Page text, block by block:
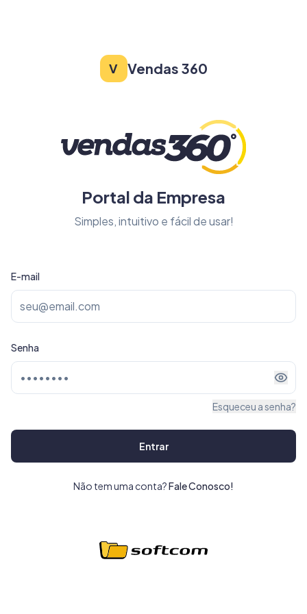
V Vendas 360
Portal da Empresa
Simples, intuitivo e fácil de usar!
E-mail
Senha
Esqueceu a senha?
Entrar
Não tem uma conta?Fale Conosco!